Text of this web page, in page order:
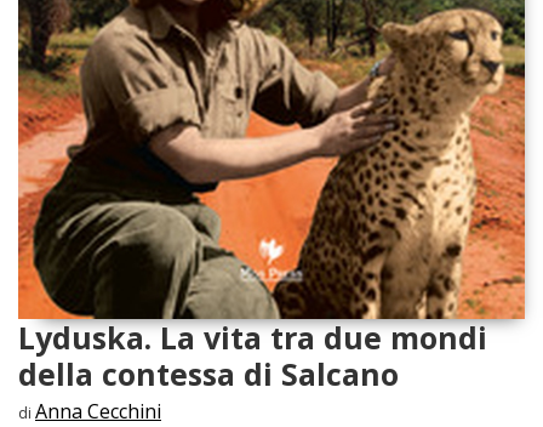
Lyduska. La vita tra due mondi
della contessa di Salcano
di Anna Cecchini